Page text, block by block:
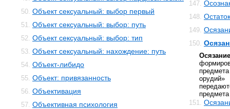
50. Объект сексуальный: выбор первый
51. Объект сексуальный: выбор: путь
52. Объект сексуальный: выбор: тип
53. Объект сексуальный: нахождение: путь
54. Объект-либидо
55. Объект: привязанность
56. Объективация
57. Объективная психология
147.
148.
149.
150.
151.